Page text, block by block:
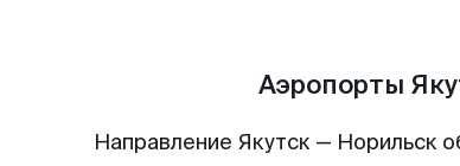
Аэропорты
Направление Якутск — Норильск